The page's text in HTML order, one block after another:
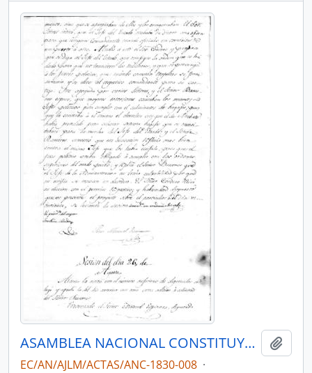
ASAMBLEA NACIONAL CONSTITUYENTE 1830
EC/AN/AJLM/ACTAS/ANC-1830-008 ·